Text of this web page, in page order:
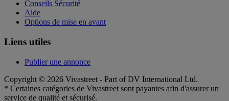
Conseils Sécurité
Aide
Options de mise en avant
Liens utiles
Publier une annonce
Copyright © 2026 Vivastreet - Part of DV International Ltd.
* Certaines catégories de Vivastreet sont payantes afin d'assurer un
service de qualité et sécurisé.